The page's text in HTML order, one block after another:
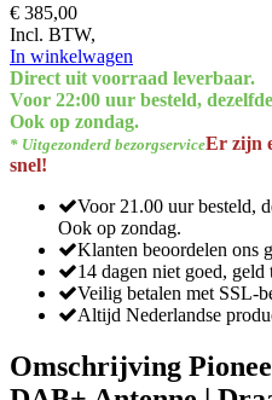
€ 385,00
Incl. BTW,
In winkelwagen
Direct uit voorraad leverbaar.
Voor 22:00 uur besteld,
Ook op zondag.
* Uitgezonderd bezorgserviceEr zijn
snel!
Voor 21.00 uur besteld,
Ook op zondag.
Klanten beoordelen ons
14 dagen niet goed, geld
Veilig betalen met SSL-
Altijd Nederlandse
Omschrijving